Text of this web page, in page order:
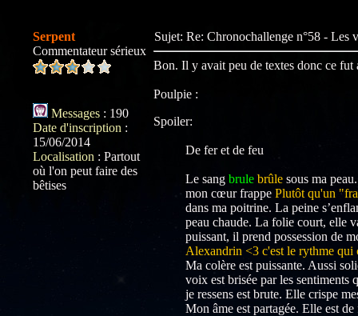
Serpent
Commentateur sérieux
Messages : 190
Date d'inscription :
15/06/2014
Localisation : Partout
où l'on peut faire des
bêtises
Sujet: Re: Chronochallenge n°58 -
Bon. Il y avait peu de textes donc ce fut
Poulpie :
Spoiler:
De fer et de feu
Le sang brule brûle sous ma
mon cœur frappe Plutôt qu'un
dans ma poitrine. La peine
peau chaude. La folie court, elle
puissant, il prend possession de
Alexandrin <3 c'est le rythme qui
Ma colère est puissante. Aussi
voix est brisée par les sentiments
je ressens est brute. Elle crispe
Mon âme est partagée. Elle est